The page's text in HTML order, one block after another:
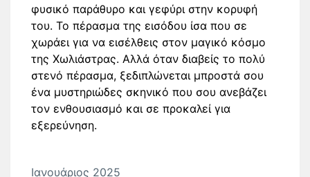
φυσικό παράθυρο και γεφύρι στην κορυφή
του. Το πέρασμα της εισόδου ίσα που σε
χωράει για να εισέλθεις στον μαγικό κόσμο
της Χωλιάστρας. Αλλά όταν διαβείς το πολύ
στενό πέρασμα, ξεδιπλώνεται μπροστά σου
ένα μυστηριώδες σκηνικό που σου ανεβάζει
τον ενθουσιασμό και σε προκαλεί για
εξερεύνηση.
Ιανουάριος 2025